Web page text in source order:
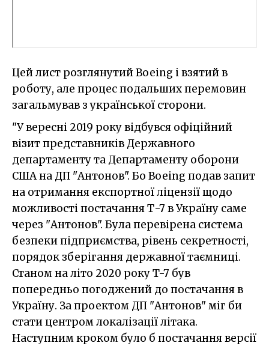
Цей лист розглянутий Boeing і взятий в
роботу, але процес подальших перемовин
загальмував з української сторони.
"У вересні 2019 року відбувся офіційний
візит представників Державного
департаменту та Департаменту оборони
США на ДП "Антонов". Бо Boeing подав запит
на отримання експортної ліцензії щодо
можливості постачання Т-7 в Україну саме
через "Антонов". Була перевірена система
безпеки підприємства, рівень секретності,
порядок зберігання державної таємниці.
Станом на літо 2020 року T-7 був
попередньо погоджений до постачання в
Україну. За проектом ДП "Антонов" міг би
стати центром локалізації літака.
Наступним кроком було б постачання версії